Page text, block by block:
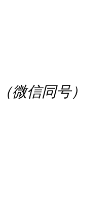
（微信同号）